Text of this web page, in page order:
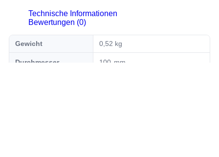
Technische Informationen
Bewertungen (0)
Gewicht 0,52 kg
Durchmesser 100